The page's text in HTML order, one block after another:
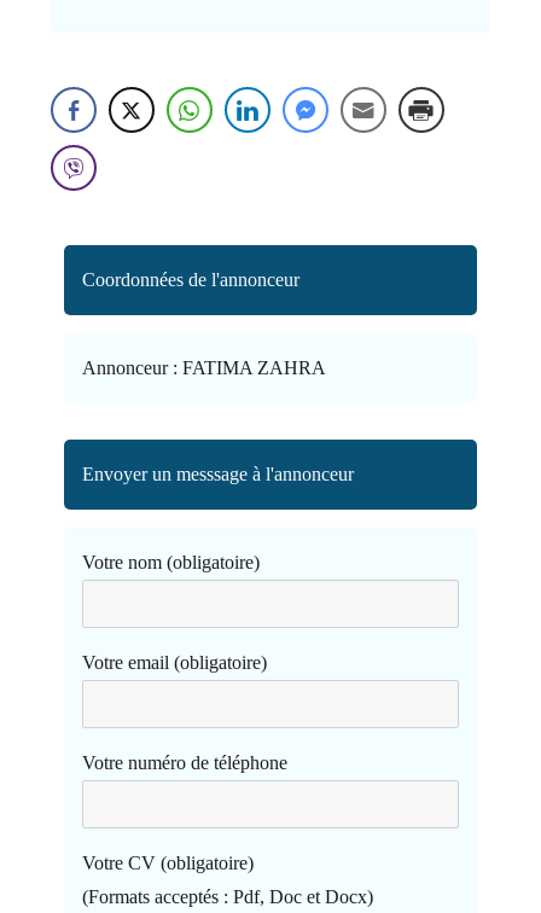
Coordonnées de l'annonceur
Annonceur : FATIMA ZAHRA
Envoyer un messsage à l'annonceur
Votre nom (obligatoire)
Votre email (obligatoire)
Votre numéro de téléphone
Votre CV (obligatoire)
(Formats acceptés : Pdf, Doc et Docx)